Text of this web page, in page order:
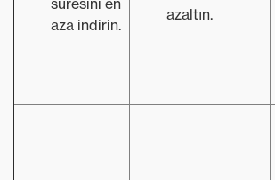
süresini en
aza indirin.
azaltın.